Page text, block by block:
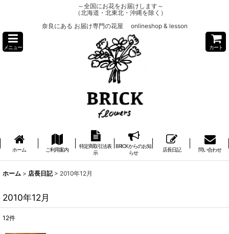
～全国にお花をお届けします～
（北海道・北東北・沖縄を除く）
奈良にある お届け専門の花屋 onlineshop & lesson
メニュー カート
ホーム ご利用案内
特定商取引法表
示
BRICKからのお知
らせ
店長日記 問い合わせ
ホーム > 店長日記 > 2010年12月
2010年12月
12件